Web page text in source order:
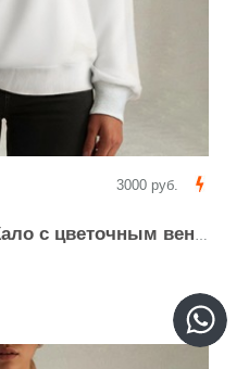
3000 руб.
с цветочным венком